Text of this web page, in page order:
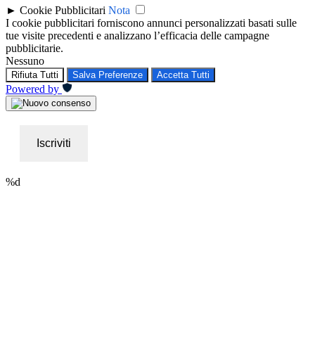
► Cookie Pubblicitari Nota
I cookie pubblicitari forniscono annunci personalizzati basati sulle
tue visite precedenti e analizzano l’efficacia delle campagne
pubblicitarie.
Nessuno
Rifiuta Tutti Salva Preferenze Accetta Tutti
Powered by
Iscriviti
%d